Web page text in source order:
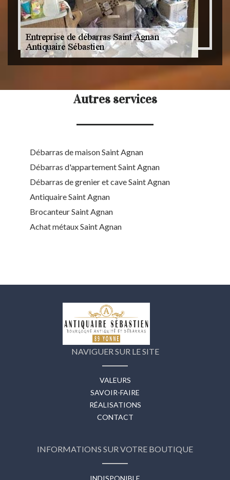
Autres services
Débarras de maison Saint Agnan
Débarras d'appartement Saint Agnan
Débarras de grenier et cave Saint Agnan
Antiquaire Saint Agnan
Brocanteur Saint Agnan
Achat métaux Saint Agnan
NAVIGUER SUR LE SITE
VALEURS
SAVOIR-FAIRE
RÉALISATIONS
CONTACT
INFORMATIONS SUR VOTRE BOUTIQUE
INDISPONIBLE